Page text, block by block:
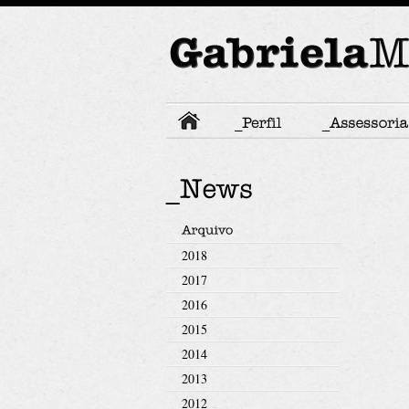
2018
2017
2016
2015
2014
2013
2012